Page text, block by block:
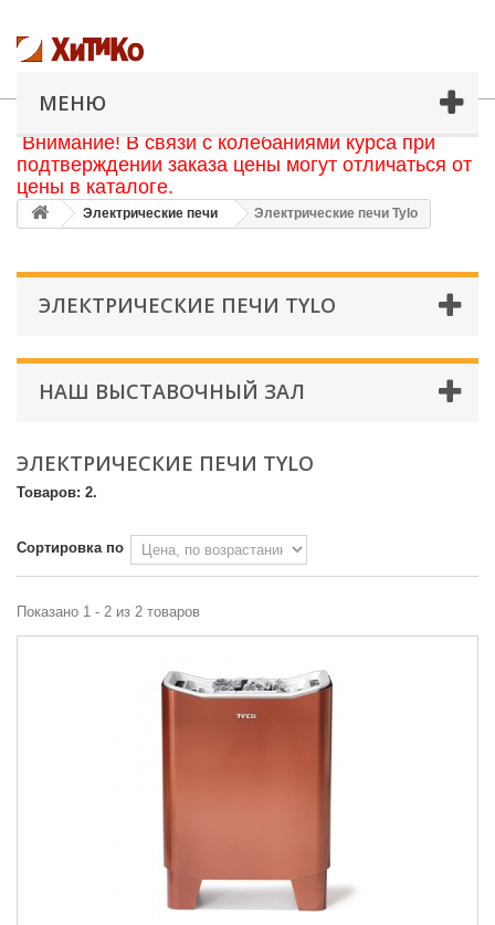
МЕНЮ
Внимание! В связи с колебаниями курса при
подтверждении заказа цены могут отличаться от
цены в каталоге.
Электрические печи Электрические печи Tylo
ЭЛЕКТРИЧЕСКИЕ ПЕЧИ TYLO
НАШ ВЫСТАВОЧНЫЙ ЗАЛ
ЭЛЕКТРИЧЕСКИЕ ПЕЧИ TYLO
Товаров: 2.
Сортировка по
Показано 1 - 2 из 2 товаров